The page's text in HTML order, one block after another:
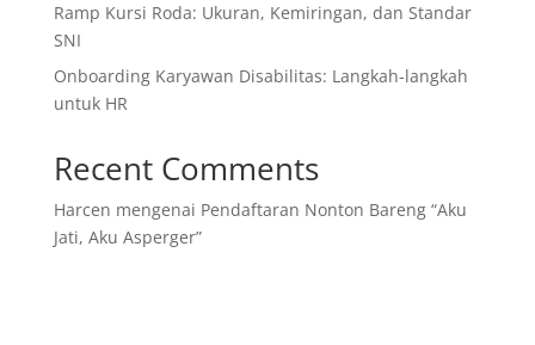
Ramp Kursi Roda: Ukuran, Kemiringan, dan Standar
SNI
Onboarding Karyawan Disabilitas: Langkah-langkah
untuk HR
Recent Comments
Harcen mengenai Pendaftaran Nonton Bareng “Aku
Jati, Aku Asperger”